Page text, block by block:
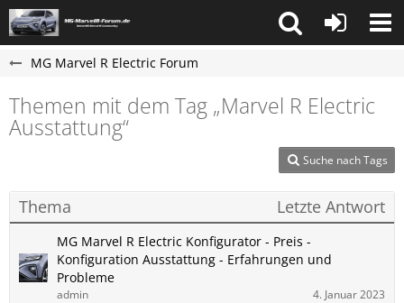
MG Marvel R Electric Forum
Themen mit dem Tag „Marvel R Electric
Ausstattung“
Suche nach Tags
Thema Letzte Antwort
MG Marvel R Electric Konfigurator - Preis -
Konfiguration Ausstattung - Erfahrungen und
Probleme
admin 4. Januar 2023